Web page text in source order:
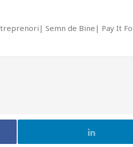
Semn de Bine Pay It